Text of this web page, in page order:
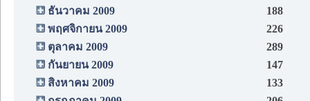
ธันวาคม 2009
188
พฤศจิกายน 2009
226
ตุลาคม 2009
289
กันยายน 2009
147
สิงหาคม 2009
133